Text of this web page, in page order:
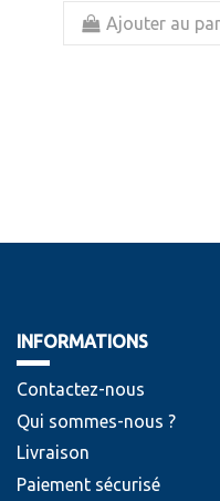
Ajouter au
INFORMATIONS
Contactez-nous
Qui sommes-nous ?
Livraison
Paiement sécurisé